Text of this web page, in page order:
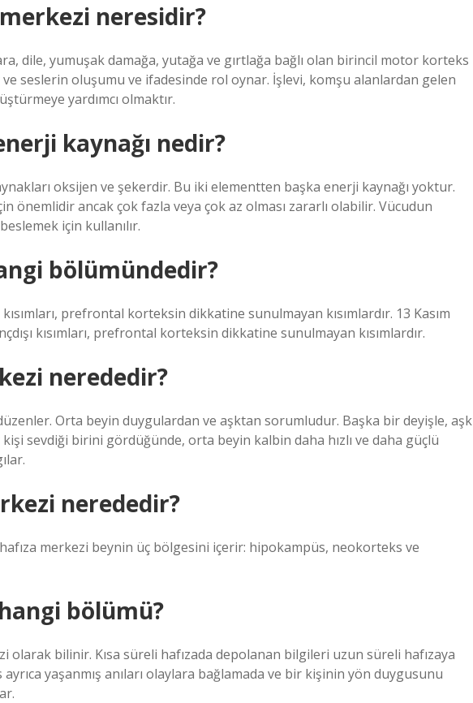
neresidir?
dile, yumuşak damağa, yutağa ve gırtlağa bağlı olan birincil motor korteks
ve seslerin oluşumu ve ifadesinde rol oynar. İşlevi, komşu alanlardan gelen
yardımcı olmaktır.
kaynağı nedir?
oksijen ve şekerdir. Bu iki elementten başka enerji kaynağı yoktur.
önemlidir ancak çok fazla veya çok az olması zararlı olabilir. Vücudun
için kullanılır.
bölümündedir?
prefrontal korteksin dikkatine sunulmayan kısımlardır. 13 Kasım
kısımları, prefrontal korteksin dikkatine sunulmayan kısımlardır.
nerededir?
Orta beyin duygulardan ve aşktan sorumludur. Başka bir deyişle, aşk
sevdiği birini gördüğünde, orta beyin kalbin daha hızlı ve daha güçlü
nerededir?
hafıza merkezi beynin üç bölgesini içerir: hipokampüs, neokorteks ve
bölümü?
olarak bilinir. Kısa süreli hafızada depolanan bilgileri uzun süreli hafızaya
yaşanmış anıları olaylara bağlamada ve bir kişinin yön duygusunu